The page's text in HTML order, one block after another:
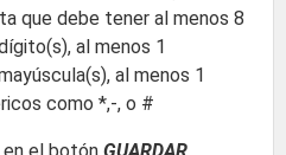
que debe tener al menos 8
al menos 1
al menos 1
como *,-, o #